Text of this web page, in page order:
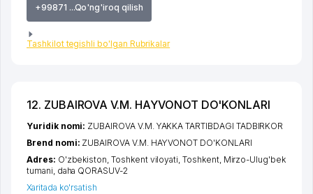
+99871 ...Qo'ng'iroq qilish
Tashkilot tegishli bo'lgan Rubrikalar
12. ZUBAIROVA V.M. HAYVONOT DO'KONLARI
Yuridik nomi: ZUBAIROVA V.M. YAKKA TARTIBDAGI TADBIRKOR
Brend nomi: ZUBAIROVA V.M. HAYVONOT DO'KONLARI
Adres: O'zbekiston,Toshkent viloyati,Toshkent, Mirzo-Ulug'bek
tumani, daha QORASUV-2
Xaritada ko'rsatish